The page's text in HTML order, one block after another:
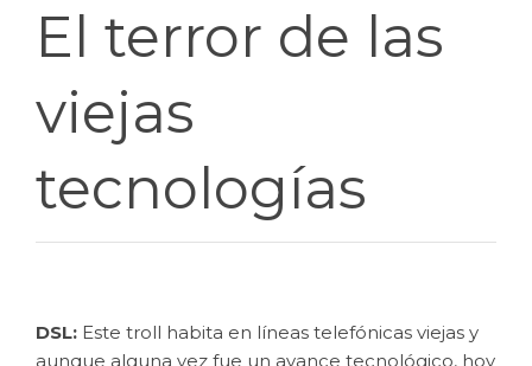
El terror de las
viejas
tecnologías
DSL: Este troll habita en líneas telefónicas viejas y
aunque alguna vez fue un avance tecnológico, hoy